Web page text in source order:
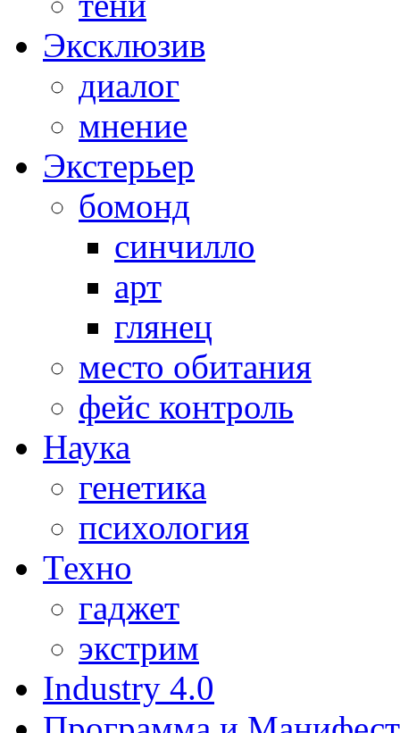
Эксклюзив
диалог
мнение
Экстерьер
бомонд
синчилло
арт
глянец
место обитания
фейс контроль
Наука
генетика
психология
Техно
гаджет
экстрим
Industry 4.0